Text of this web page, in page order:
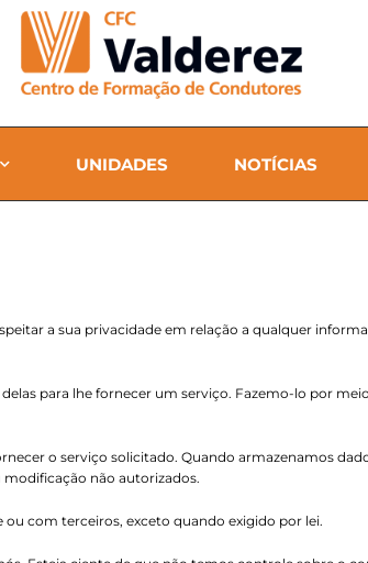
UNIDADES NOTÍCIAS
a sua privacidade em relação a qualquer
para lhe fornecer um serviço. Fazemo-lo por
o serviço solicitado. Quando armazenamos
não autorizados.
com terceiros, exceto quando exigido por lei.